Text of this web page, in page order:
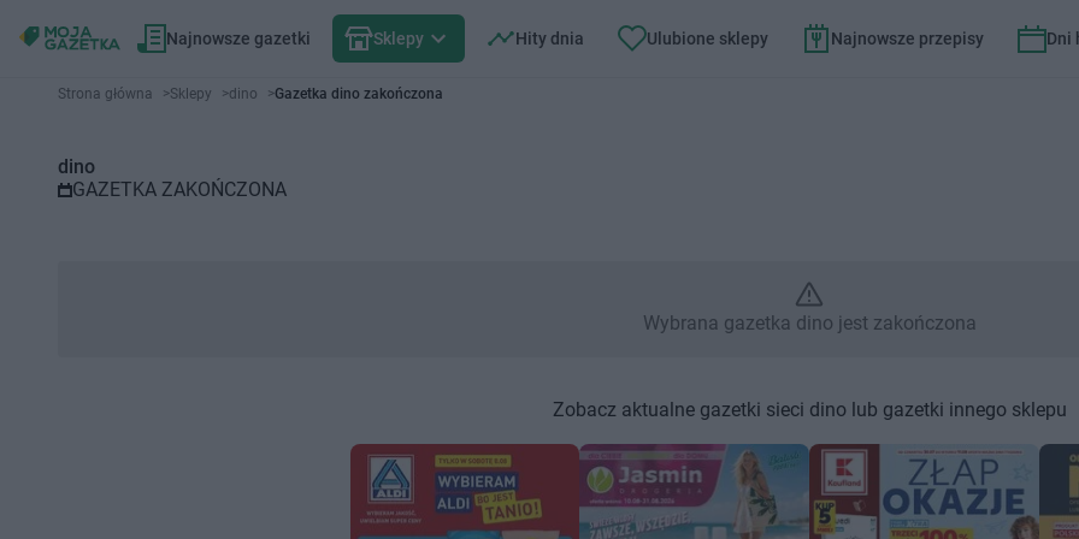
Najnowsze gazetki Sklepy Hity dnia Ulubione sklepy Najnowsze przepisy Dni
Gazetka promocyjna dino – Wybrana gazetka dino jest
Strona główna >Sklepy >dino >Gazetka dino zakończona
dino
GAZETKA ZAKOŃCZONA
Wybrana gazetka dino jest zakończona
Zobacz aktualne gazetki sieci dino lub gazetki innego sklepu